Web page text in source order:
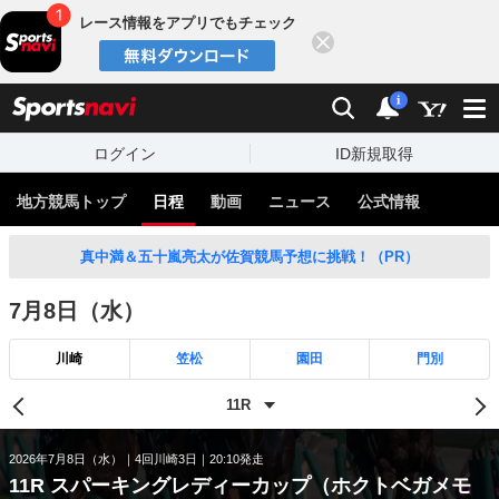
レース情報をアプリでもチェック
検索 通知
i
ログイン ID新規取得
地方競馬トップ 日程 動画 ニュース 公式情報
真中満＆五十嵐亮太が佐賀競馬予想に挑戦！（PR）
7月8日（水）
川崎 笠松 園田 門別
2026年7月8日（水） 4回川崎3日 20:10発走
11R スパーキングレディーカップ（ホクトベガメモ